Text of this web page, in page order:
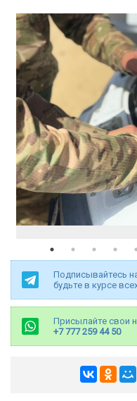
Подписывайтесь
будьте в курсе
Присылайте свои
+7 777 259 44 50